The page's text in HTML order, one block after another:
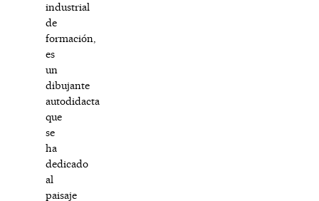
industrial
de
formación,
es
un
dibujante
autodidacta
que
se
ha
dedicado
al
paisaje